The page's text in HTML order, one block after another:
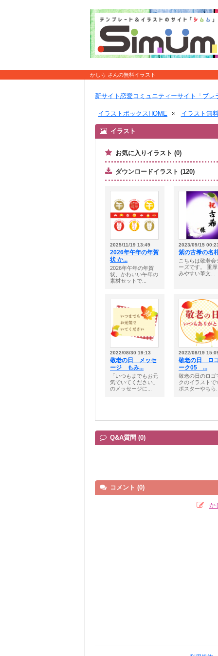
かしら さんの無料イラスト
新サイト恋愛コミュニティーサイト「ブレ
イラストボックスHOME イラスト無
イラスト
お気に入りイラスト (0)
ダウンロードイラスト (120)
2025/11/19 13:49
2026年午年の年賀
状 か...
2026年午年の年賀
状、かわいい午年の
素材セットで...
2023/09/15
紫の古希の名
こちらは敬老会
ーズです。 重
みやすい筆文...
2022/08/30 19:13
敬老の日 メッセ
ージ もみ...
「いつもまでもお元
気でいてください」
のメッセージに...
2022/08/19
敬老の日 ロ
ーク05 ...
敬老の日のロゴ
クのイラストで
ポスターやちら
Q&A質問 (0)
コメント (0)
か